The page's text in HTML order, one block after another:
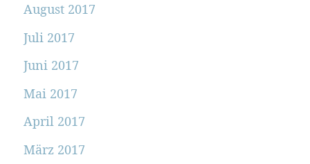
August 2017
Juli 2017
Juni 2017
Mai 2017
April 2017
März 2017